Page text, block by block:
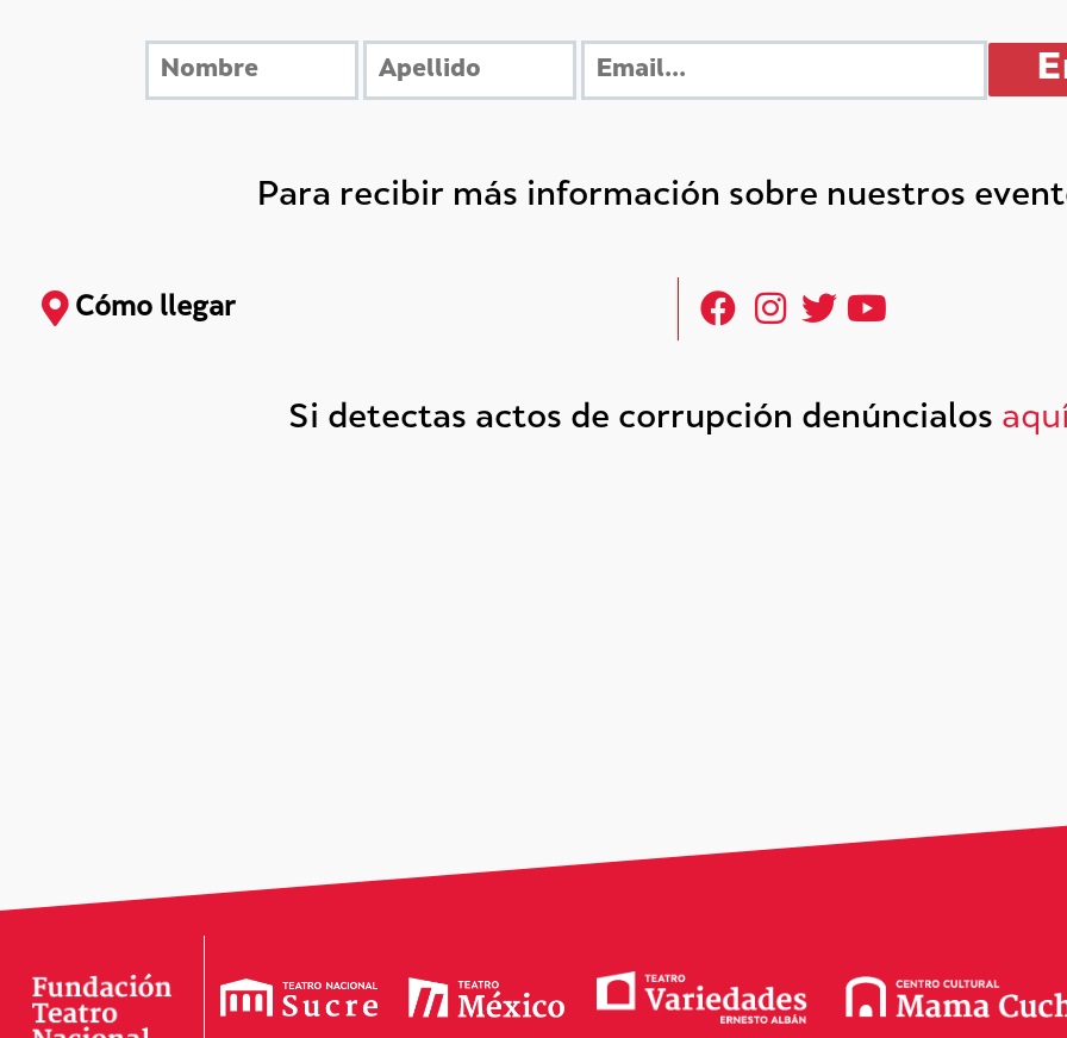
Para recibir más información sobre nuestros
Cómo llegar
Si detectas actos de corrupción denúncialos aquí